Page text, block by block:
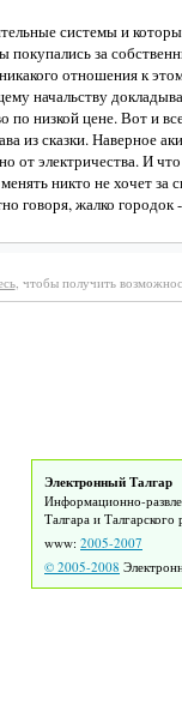
системы и
покупались за
отношения к
начальству
низкой цене. Вот и
из сказки. Наверное
от электричества. И
никто не хочет за
говоря, жалко городок
, чтобы получить
Электронный Талгар
Информационно-
Талгара и Талгарского
www: 2005-2007
© 2005-2008